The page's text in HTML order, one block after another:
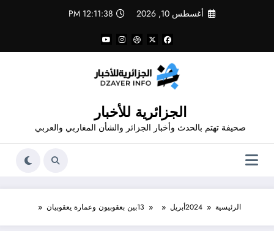
أغسطس 10, 2026 12:11:38 PM
الجزائرية للأخبار
صحيفة تهتم بالحدث وأخبار الجزائر والشأن المغاربي والعربي
الرئيسية 2024أبريل 13بين بعقوبيون وعمارة يعقوبيان